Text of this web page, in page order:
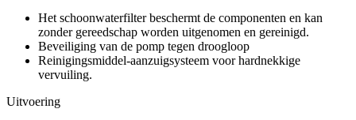
Het schoonwaterfilter beschermt de componenten en kan
zonder gereedschap worden uitgenomen en gereinigd.
Beveiliging van de pomp tegen droogloop
Reinigingsmiddel-aanzuigsysteem voor hardnekkige
vervuiling.
Uitvoering